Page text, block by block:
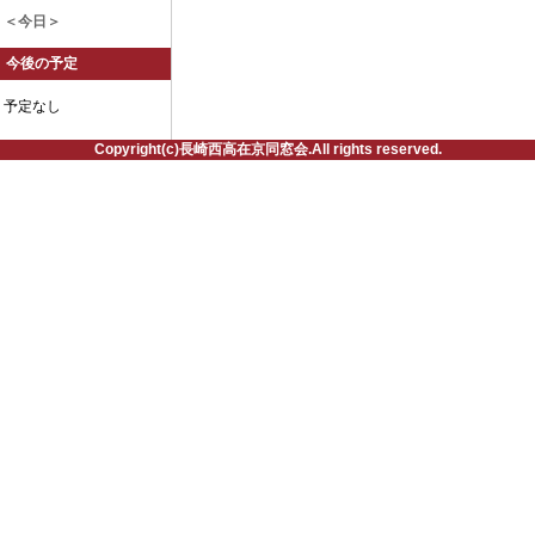
＜今日＞
今後の予定
予定なし
Copyright(c)長崎西高在京同窓会.All rights reserved.